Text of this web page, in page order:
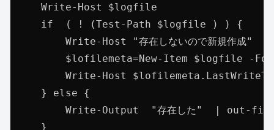
    Write-Host $logfile
    if  ( ! (Test-Path $logfile ) ) {
        Write-Host "存在しないので新規作成"
$lofilemeta=New-Item $logfile -
Write-Host
    } else {
Write-Output  "存在した"  | out-